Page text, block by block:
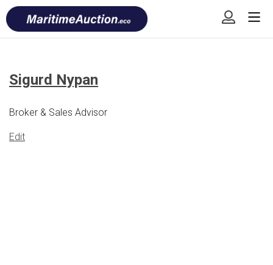
Skip
to
content
Font
size
tip
Sigurd Nypan
Broker & Sales Advisor
Edit